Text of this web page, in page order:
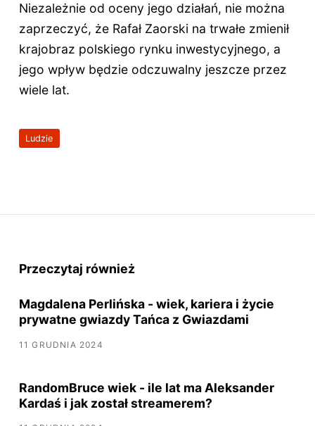
Niezależnie od oceny jego działań, nie można
zaprzeczyć, że Rafał Zaorski na trwałe zmienił
krajobraz polskiego rynku inwestycyjnego, a
jego wpływ będzie odczuwalny jeszcze przez
wiele lat.
Ludzie
Przeczytaj również
Magdalena Perlińska - wiek, kariera i życie
prywatne gwiazdy Tańca z Gwiazdami
11 GRUDNIA 2024
RandomBruce wiek - ile lat ma Aleksander
Kardaś i jak został streamerem?